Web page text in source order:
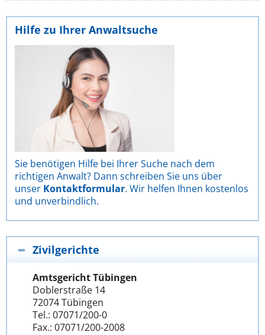
Hilfe zu Ihrer Anwaltsuche
Sie benötigen Hilfe bei Ihrer Suche nach dem
richtigen Anwalt? Dann schreiben Sie uns über
unser Kontaktformular. Wir helfen Ihnen kostenlos
und unverbindlich.
Zivilgerichte
Amtsgericht Tübingen
Doblerstraße 14
72074 Tübingen
Tel.: 07071/200-0
Fax.: 07071/200-2008